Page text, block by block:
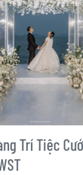
Trí Tiệc